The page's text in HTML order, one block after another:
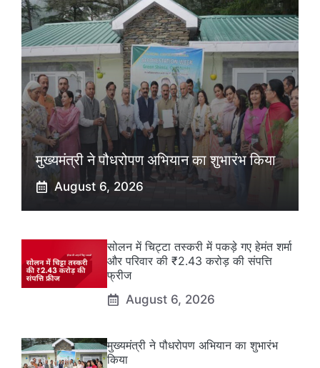
मुख्यमंत्री ने पौधरोपण अभियान का शुभारंभ किया
August 6, 2026
सोलन में चिट्टा तस्करी में पकड़े गए हेमंत शर्मा
और परिवार की ₹2.43 करोड़ की संपत्ति
फ्रीज
August 6, 2026
मुख्यमंत्री ने पौधरोपण अभियान का शुभारंभ
किया